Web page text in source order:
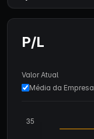
P/L
Valor Atual
Média da Empresa